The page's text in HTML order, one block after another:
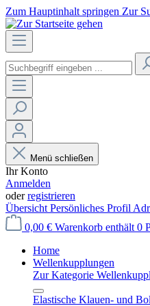
Zum Hauptinhalt springen Zur
Menü schließen
Ihr Konto
Anmelden
oderregistrieren
Übersicht Persönliches Profil
0,00 € Warenkorb enthält 0
Home
Wellenkupplungen
Zur Kategorie
Elastische Klauen- und